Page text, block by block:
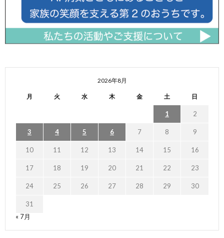
2026年8月
月 火 水 木 金 土 日
1 2
3 4 5 6 7 8 9
10 11 12 13 14 15 16
17 18 19 20 21 22 23
24 25 26 27 28 29 30
31
« 7月